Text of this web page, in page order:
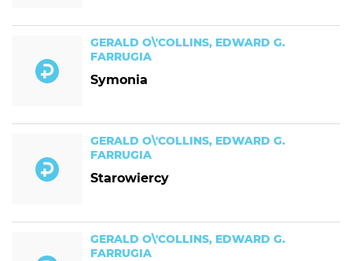
GERALD O\'COLLINS, EDWARD G.
FARRUGIA
Symonia
GERALD O\'COLLINS, EDWARD G.
FARRUGIA
Starowiercy
GERALD O\'COLLINS, EDWARD G.
FARRUGIA